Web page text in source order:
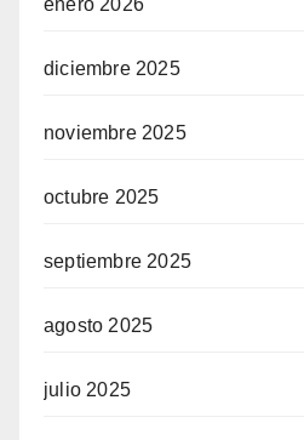
diciembre 2025
noviembre 2025
octubre 2025
septiembre 2025
agosto 2025
julio 2025